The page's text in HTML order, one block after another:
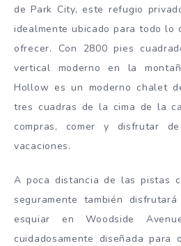
de Park City, este refugio
idealmente ubicado para todo lo
ofrecer. Con 2800 pies
vertical moderno en la
Hollow es un moderno chalet
tres cuadras de la cima de la
compras, comer y disfrutar
vacaciones.
A poca distancia de las pistas
seguramente también
esquiar en Woodside
cuidadosamente diseñada para